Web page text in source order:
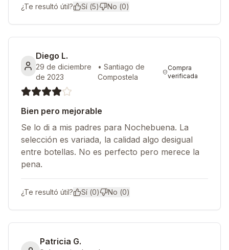
¿Te resultó útil? Sí (5) No (0)
Diego L.
29 de diciembre
de 2023
•Santiago de
Compostela
Compra
verificada
Bien pero mejorable
Se lo di a mis padres para Nochebuena. La
selección es variada, la calidad algo desigual
entre botellas. No es perfecto pero merece la
pena.
¿Te resultó útil? Sí (0) No (0)
Patricia G.